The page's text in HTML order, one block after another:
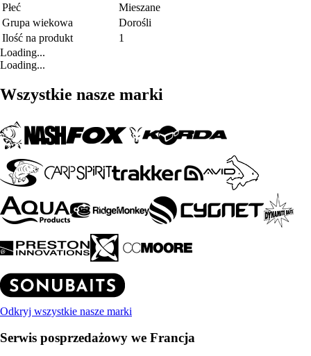
Płeć
Mieszane
Grupa wiekowa
Dorośli
Ilość na produkt
1
Loading...
Loading...
Wszystkie nasze marki
Odkryj wszystkie nasze marki
Serwis posprzedażowy we Francja